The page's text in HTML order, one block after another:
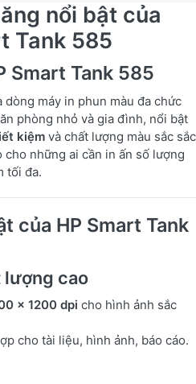
nổi bật của
Tank 585
Smart Tank 585
dòng máy in phun màu đa chức
phòng nhỏ và gia đình, nổi bật
kiệm và chất lượng màu sắc sắc
những ai cần in ấn số lượng
tối đa.
của HP Smart Tank
lượng cao
x 1200 dpi cho hình ảnh sắc
cho tài liệu, hình ảnh, báo cáo.